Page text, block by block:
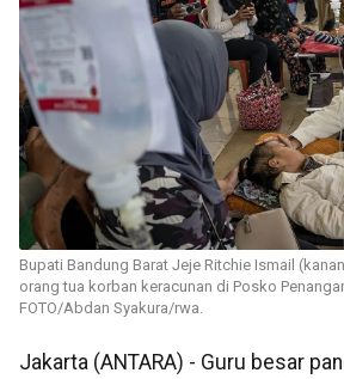
Bupati Bandung Barat Jeje Ritchie Ismail
orang tua korban keracunan di Posko
FOTO/Abdan Syakura/rwa.
Jakarta (ANTARA) - Guru besar